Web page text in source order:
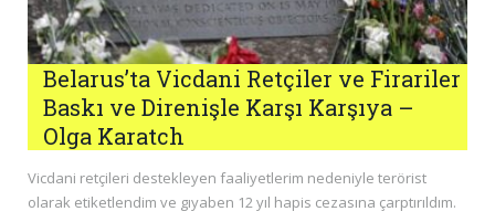
Belarus’ta Vicdani Retçiler ve Firariler
Baskı ve Direnişle Karşı Karşıya –
Olga Karatch
Vicdani retçileri destekleyen faaliyetlerim nedeniyle terörist
olarak etiketlendim ve gıyaben 12 yıl hapis cezasına çarptırıldım.